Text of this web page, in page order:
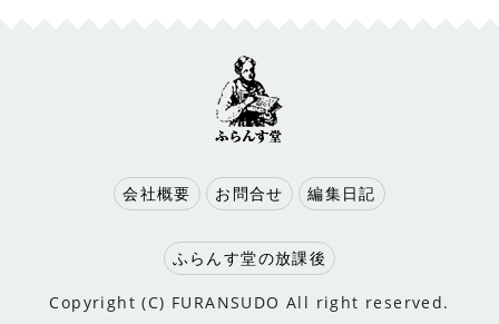
会社概要 お問合せ 編集日記
ふらんす堂の放課後
Copyright (C) FURANSUDO All right reserved.